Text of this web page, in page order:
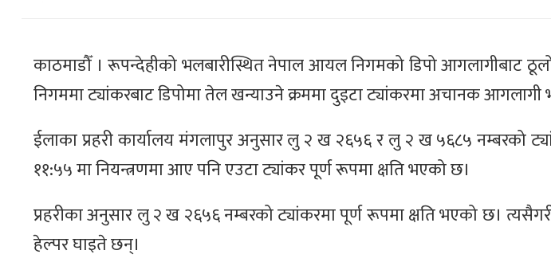
काठमाडौँ । रूपन्देहीको भलबारीस्थित नेपाल आयल निगमको डिपो आगलागीबाट
निगममा ट्यांकरबाट डिपोमा तेल खन्याउने क्रममा दुइटा ट्यांकरमा अचानक आगलागी
ईलाका प्रहरी कार्यालय मंगलापुर अनुसार लु २ ख २६५६ र लु २ ख ५६८५ नम्बरको
११:५५ मा नियन्त्रणमा आए पनि एउटा ट्यांकर पूर्ण रूपमा क्षति भएको छ।
प्रहरीका अनुसार लु २ ख २६५६ नम्बरको ट्यांकरमा पूर्ण रूपमा क्षति भएको छ।
हेल्पर घाइते छन्।